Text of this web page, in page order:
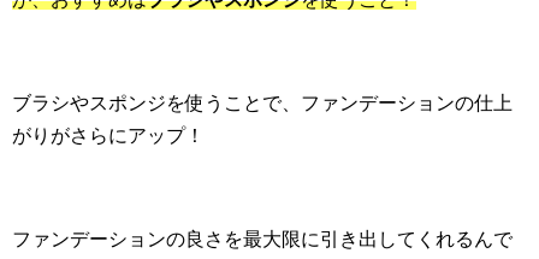
ブラシやスポンジを使うことで、ファンデーションの仕上
がりがさらにアップ！
ファンデーションの良さを最大限に引き出してくれるんで